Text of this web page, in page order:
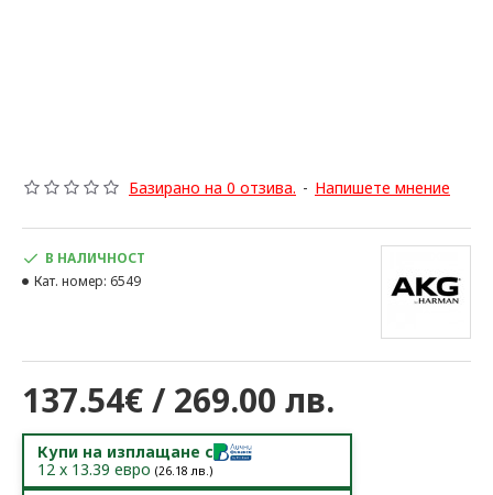
Базирано на 0 отзива. - Напишете мнение
137.54€ / 269.00 лв.
В НАЛИЧНОСТ
Кат. номер: 6549
Купи на изплащане с
12 x 13.39 евро (26.18 лв.)